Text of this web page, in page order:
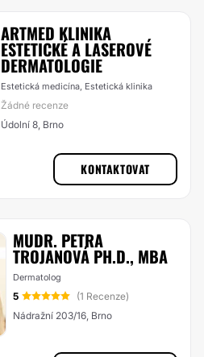
ARTMED KLINIKA
ESTETICKÉ A LASEROVÉ
DERMATOLOGIE
Estetická medicína, Estetická klinika
Žádné recenze
Údolní 8, Brno
KONTAKTOVAT
MUDR. PETRA
TROJANOVÁ PH.D., MBA
Dermatolog
5
(1 Recenze)
Nádražní 203/16, Brno